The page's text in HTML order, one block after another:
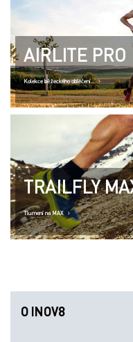
AIRLITE PRO
Kolekce běžeckého oblečení..
TRAILFLY
Tlumení na MAX
O INOV8